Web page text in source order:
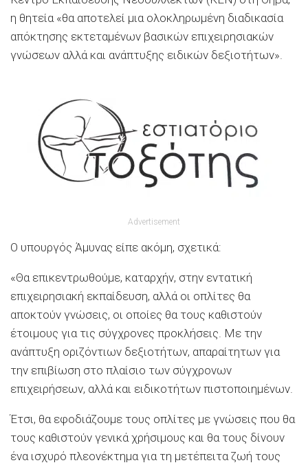
η θητεία «θα αποτελεί μια ολοκληρωμένη διαδικασία
απόκτησης εκτεταμένων βασικών επιχειρησιακών
γνώσεων αλλά και ανάπτυξης ειδικών δεξιοτήτων».
Advertisement
Ο υπουργός Άμυνας είπε ακόμη, σχετικά:
«Θα επικεντρωθούμε, καταρχήν, στην εντατική
επιχειρησιακή εκπαίδευση, αλλά οι οπλίτες θα
αποκτούν γνώσεις, οι οποίες θα τους καθιστούν
έτοιμους για τις σύγχρονες προκλήσεις. Με την
ανάπτυξη οριζόντιων δεξιοτήτων, απαραίτητων για
την επιβίωση στο πλαίσιο των σύγχρονων
επιχειρήσεων, αλλά και ειδικοτήτων πιστοποιημένων.
Έτσι, θα εφοδιάζουμε τους οπλίτες με γνώσεις που θα
τους καθιστούν γενικά χρήσιμους και θα τους δίνουν
ένα ισχυρό πλεονέκτημα για τη μετέπειτα ζωή τους